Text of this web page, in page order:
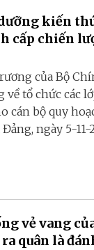
kiến
cấp chiến
của Bộ
tổ chức các
cán bộ quy
ngày 5-11-
vẻ vang
quân là